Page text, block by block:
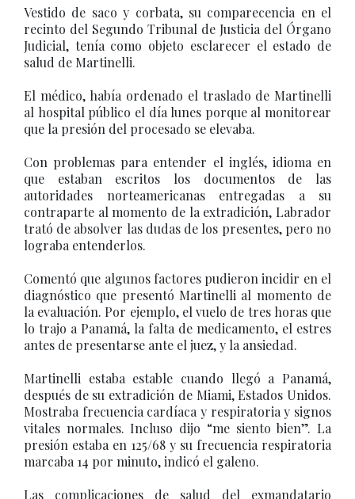
Vestido de saco y corbata, su comparecencia en el
recinto del Segundo Tribunal de Justicia del Órgano
Judicial, tenía como objeto esclarecer el estado de
salud de Martinelli.
El médico, había ordenado el traslado de Martinelli
al hospital público el día lunes porque al monitorear
que la presión del procesado se elevaba.
Con problemas para entender el inglés, idioma en
que estaban escritos los documentos de las
autoridades norteamericanas entregadas a su
contraparte al momento de la extradición, Labrador
trató de absolver las dudas de los presentes, pero no
lograba entenderlos.
Comentó que algunos factores pudieron incidir en el
diagnóstico que presentó Martinelli al momento de
la evaluación. Por ejemplo, el vuelo de tres horas que
lo trajo a Panamá, la falta de medicamento, el estres
antes de presentarse ante el juez, y la ansiedad.
Martinelli estaba estable cuando llegó a Panamá,
después de su extradición de Miami, Estados Unidos.
Mostraba frecuencia cardíaca y respiratoria y signos
vitales normales. Incluso dijo “me siento bien”. La
presión estaba en 125/68 y su frecuencia respiratoria
marcaba 14 por minuto, indicó el galeno.
Las complicaciones de salud del exmandatario